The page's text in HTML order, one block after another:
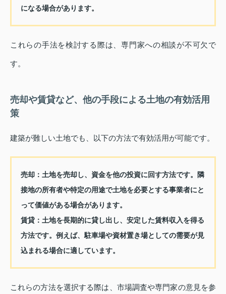
になる場合があります。
これらの手法を検討する際は、専門家への相談が不可欠で
す。
売却や賃貸など、他の手段による土地の有効活用
策
建築が難しい土地でも、以下の方法で有効活用が可能です。
売却： 土地を売却し、資金を他の投資に回す方法です。隣
接地の所有者や特定の用途で土地を必要とする事業者にと
って価値がある場合があります。
賃貸： 土地を長期的に貸し出し、安定した賃料収入を得る
方法です。例えば、駐車場や資材置き場としての需要が見
込まれる場合に適しています。
これらの方法を選択する際は、市場調査や専門家の意見を参